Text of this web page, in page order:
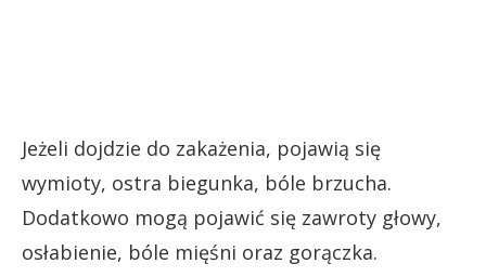
Jeżeli dojdzie do zakażenia, pojawią się
wymioty, ostra biegunka, bóle brzucha.
Dodatkowo mogą pojawić się zawroty głowy,
osłabienie, bóle mięśni oraz gorączka.